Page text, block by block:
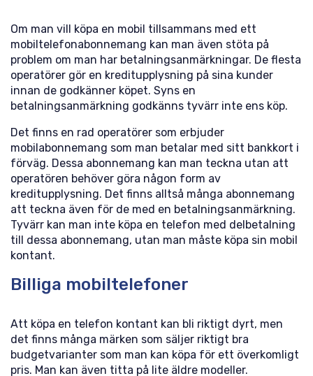
Om man vill köpa en mobil tillsammans med ett
mobiltelefonabonnemang kan man även stöta på
problem om man har betalningsanmärkningar. De flesta
operatörer gör en kreditupplysning på sina kunder
innan de godkänner köpet. Syns en
betalningsanmärkning godkänns tyvärr inte ens köp.
Det finns en rad operatörer som erbjuder
mobilabonnemang som man betalar med sitt bankkort i
förväg. Dessa abonnemang kan man teckna utan att
operatören behöver göra någon form av
kreditupplysning. Det finns alltså många abonnemang
att teckna även för de med en betalningsanmärkning.
Tyvärr kan man inte köpa en telefon med delbetalning
till dessa abonnemang, utan man måste köpa sin mobil
kontant.
Billiga mobiltelefoner
Att köpa en telefon kontant kan bli riktigt dyrt, men
det finns många märken som säljer riktigt bra
budgetvarianter som man kan köpa för ett överkomligt
pris. Man kan även titta på lite äldre modeller.